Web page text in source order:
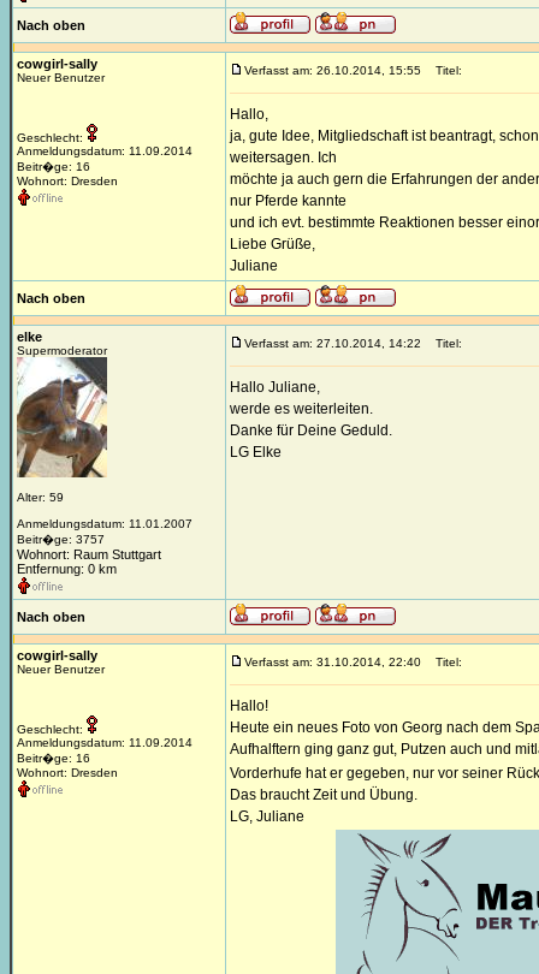
Nach oben
cowgirl-sally
Neuer Benutzer
Geschlecht:
Anmeldungsdatum: 11.09.2014
Beitr�ge: 16
Wohnort: Dresden
Verfasst am: 26.10.2014, 15:55 Titel:
Hallo,
ja, gute Idee, Mitgliedschaft ist beantragt,
weitersagen. Ich
möchte ja auch gern die Erfahrungen der
nur Pferde kannte
und ich evt. bestimmte Reaktionen besser
Liebe Grüße,
Juliane
Nach oben
elke
Supermoderator
Alter: 59
Anmeldungsdatum: 11.01.2007
Beitr�ge: 3757
Wohnort: Raum Stuttgart
Entfernung: 0 km
Verfasst am: 27.10.2014, 14:22 Titel:
Hallo Juliane,
werde es weiterleiten.
Danke für Deine Geduld.
LG Elke
Nach oben
cowgirl-sally
Neuer Benutzer
Geschlecht:
Anmeldungsdatum: 11.09.2014
Beitr�ge: 16
Wohnort: Dresden
Verfasst am: 31.10.2014, 22:40 Titel:
Hallo!
Heute ein neues Foto von Georg nach dem
Aufhalftern ging ganz gut, Putzen auch und
Vorderhufe hat er gegeben, nur vor seiner
Das braucht Zeit und Übung.
LG, Juliane